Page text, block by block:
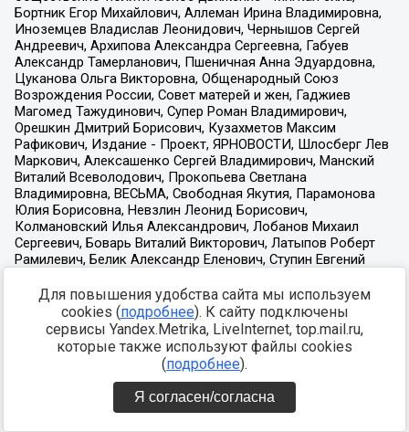
Для повышения удобства сайта мы используем
cookies (подробнее). К сайту подключены
сервисы Yandex.Metrika, LiveInternet, top.mail.ru,
которые также используют файлы cookies
(подробнее).
Я согласен/согласна